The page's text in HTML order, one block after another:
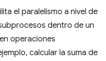
el paralelismo a nivel de
dentro de un
operaciones
calcular la suma de